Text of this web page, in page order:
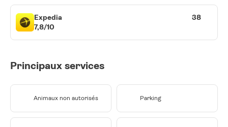
Expedia
7,8/10
38
Principaux services
Animaux non autorisés Parking